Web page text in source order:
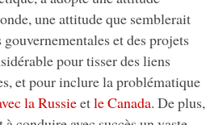
une attitude que semblerait
et des projets
pour tisser des liens
et pour inclure la problématique
la Russieetle Canada. De plus,